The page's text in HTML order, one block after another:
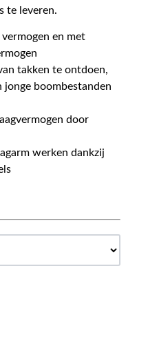
te leveren.
en met
takken te ontdoen,
jonge boombestanden
door
werken dankzij